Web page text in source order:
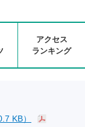
アクセス
ランキング
KB）